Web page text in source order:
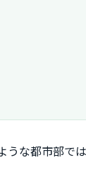
な都市部で